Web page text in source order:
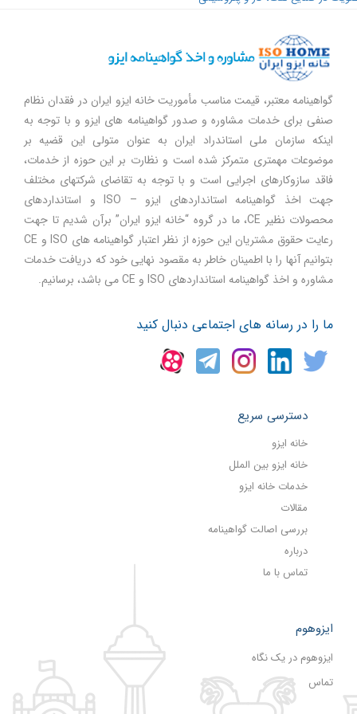
گواهینامه معتبر، قیمت مناسب مأموریت خانه ایزو ایران در فقدان نظام
صنفی برای خدمات مشاوره و صدور گواهینامه های ایزو و با توجه به
اینکه سازمان ملی استاندراد ایران به عنوان متولی این قضیه بر
موضوعات مهمتری متمرکز شده است و نظارت بر این حوزه از خدمات،
فاقد سازوکارهای اجرایی است و با توجه به تقاضای شرکتهای مختلف
جهت اخذ گواهینامه استانداردهای ایزو – ISO و استانداردهای
محصولات نظیر CE، ما در گروه “خانه ایزو ایران” برآن شدیم تا جهت
رعایت حقوق مشتریان این حوزه از نظر اعتبار گواهینامه های ISO و CE
بتوانیم آنها را با اطمینان خاطر به مقصود نهایی خود که دریافت خدمات
مشاوره و اخذ گواهینامه استانداردهای ISO و CE می باشد، برسانیم.
ما را در رسانه های اجتماعی دنبال کنید
دسترسی سریع
خانه ایزو
خانه ایزو بین الملل
خدمات خانه ایزو
مقالات
بررسی اصالت گواهینامه
درباره
تماس با ما
ایزوهوم
ایزوهوم در یک نگاه
تماس